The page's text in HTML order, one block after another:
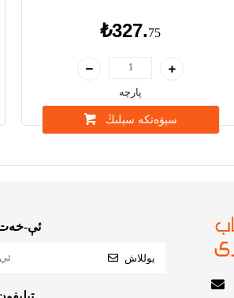
₺327.75
پارچە
سېۋەتكە سېلىڭ
ئې-خەت
يوللاش